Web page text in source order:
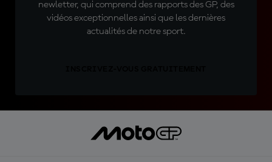
newletter, qui comprend des rapports des GP, des
vidéos exceptionnelles ainsi que les dernières
actualités de notre sport.